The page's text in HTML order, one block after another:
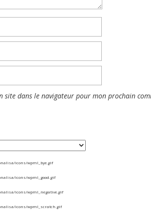
site dans le navigateur pour mon prochain